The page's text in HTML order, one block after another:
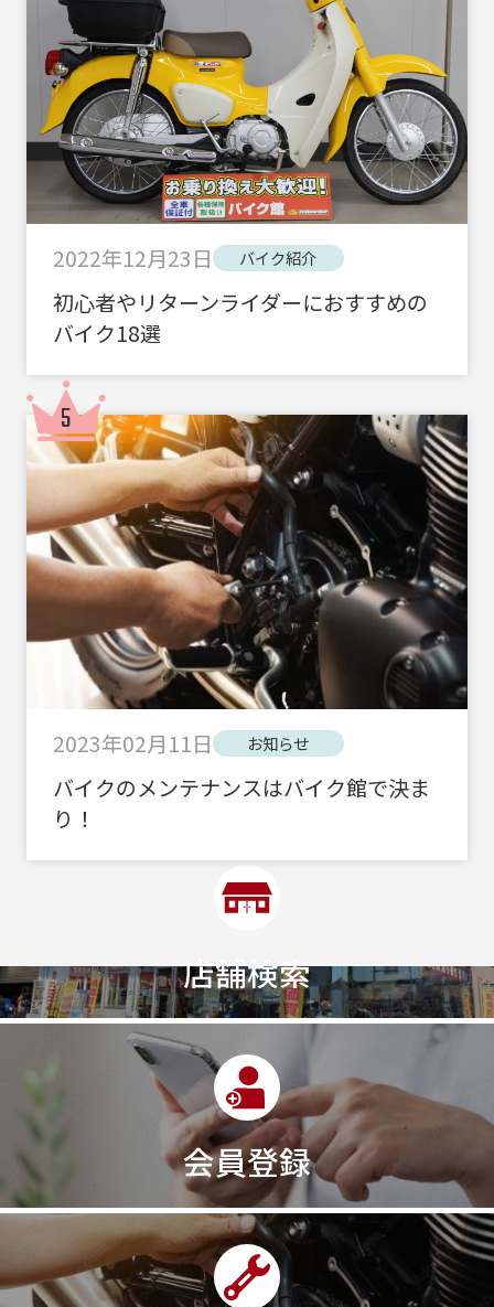
2022年12月23日 バイク紹介
初心者やリターンライダーにおすすめの
バイク18選
2023年02月11日 お知らせ
バイクのメンテナンスはバイク館で決ま
り！
店舗検索
会員登録